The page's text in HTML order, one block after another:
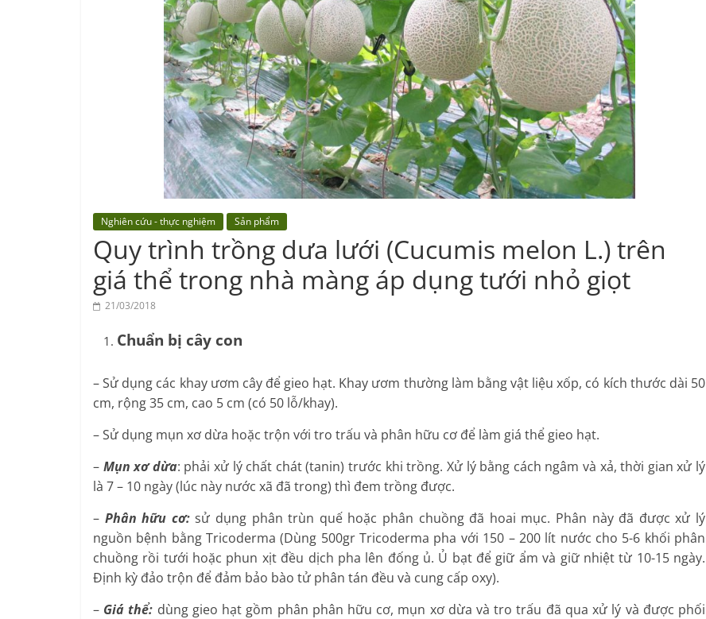
Nghiên cứu - thực nghiệm Sản phẩm
Quy trình trồng dưa lưới (Cucumis melon L.) trên
giá thể trong nhà màng áp dụng tưới nhỏ giọt
21/03/2018
Chuẩn bị cây con
– Sử dụng các khay ươm cây để gieo hạt. Khay ươm thường làm bằng vật liệu xốp, có kích thước dài 50
cm, rộng 35 cm, cao 5 cm (có 50 lỗ/khay).
– Sử dụng mụn xơ dừa hoặc trộn với tro trấu và phân hữu cơ để làm giá thể gieo hạt.
– Mụn xơ dừa: phải xử lý chất chát (tanin) trước khi trồng. Xử lý bằng cách ngâm và xả, thời gian xử lý
là 7 – 10 ngày (lúc này nước xã đã trong) thì đem trồng được.
– Phân hữu cơ:sử dụng phân trùn quế hoặc phân chuồng đã hoai mục. Phân này đã được xử lý
nguồn bệnh bằng Tricoderma (Dùng 500gr Tricoderma pha với 150 – 200 lít nước cho 5-6 khối phân
chuồng rồi tưới hoặc phun xịt đều dịch pha lên đống ủ. Ủ bạt để giữ ẩm và giữ nhiệt từ 10-15 ngày.
Định kỳ đảo trộn để đảm bảo bào tử phân tán đều và cung cấp oxy).
– Giá thể: dùng gieo hạt gồm phân phân hữu cơ, mụn xơ dừa và tro trấu đã qua xử lý và được phối